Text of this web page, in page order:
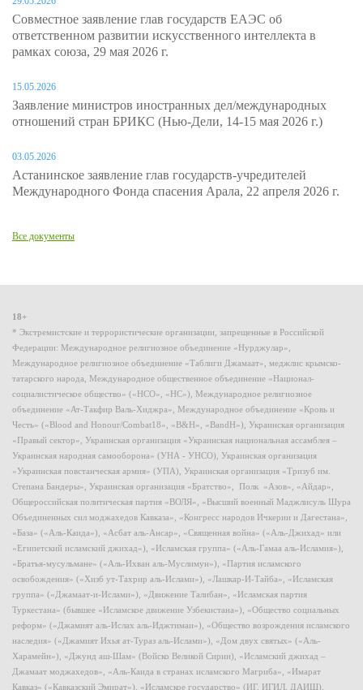
Совместное заявление глав государств ЕАЭС об
ответственном развитии искусственного интеллекта в
рамках союза, 29 мая 2026 г.
15.05.2026
Заявление министров иностранных дел/международных
отношений стран БРИКС (Нью-Дели, 14-15 мая 2026 г.)
03.05.2026
Астанинское заявление глав государств-учредителей
Международного Фонда спасения Арала, 22 апреля 2026 г.
Все документы
18+
* Экстремистские и террористические организации, запрещенные в Российской
Федерации: Международное религиозное объединение «Нурджулар»,
Международное религиозное объединение «Таблиги Джамаат», меджлис крымско-
татарского народа, Международное общественное объединение «Национал-
социалистическое общество» («НСО», «НС»), Международное религиозное
объединение «Ат-Такфир Валь-Хиджра», Международное объединение «Кровь и
Честь» («Blood and Honour/Combat18», «B&H», «BandH»), Украинская организация
«Правый сектор», Украинская организация «Украинская национальная ассамблея –
Украинская народная самооборона» (УНА - УНСО), Украинская организация
«Украинская повстанческая армия» (УПА), Украинская организация «Тризуб им.
Степана Бандеры», Украинская организация «Братство», Полк «Азов», «Айдар»,
Общероссийская политическая партия «ВОЛЯ», «Высший военный Маджлисуль Шура
Объединенных сил моджахедов Кавказа», «Конгресс народов Ичкерии и Дагестана»,
«База» («Аль-Каида»), «Асбат аль-Ансар», «Священная война» («Аль-Джихад» или
«Египетский исламский джихад»), «Исламская группа» («Аль-Гамаа аль-Исламия»),
«Братья-мусульмане» («Аль-Ихван аль-Муслимун»), «Партия исламского
освобождения» («Хизб ут-Тахрир аль-Ислами»), «Лашкар-И-Тайба», «Исламская
группа» («Джамаат-и-Ислами»), «Движение Талибан», «Исламская партия
Туркестана» (бывшее «Исламское движение Узбекистана»), «Общество социальных
реформ» («Джамият аль-Ислах аль-Иджтимаи»), «Общество возрождения исламского
наследия» («Джамият Ихья ат-Тураз аль-Ислами»), «Дом двух святых» («Аль-
Харамейн»), «Джунд аш-Шам» (Войско Великой Сирии), «Исламский джихад –
Джамаат моджахедов», «Аль-Каида в странах исламского Магриба», «Имарат
Кавказ» («Кавказский Эмират»), «Исламское государство» (ИГ, ИГИЛ, ДАИШ),